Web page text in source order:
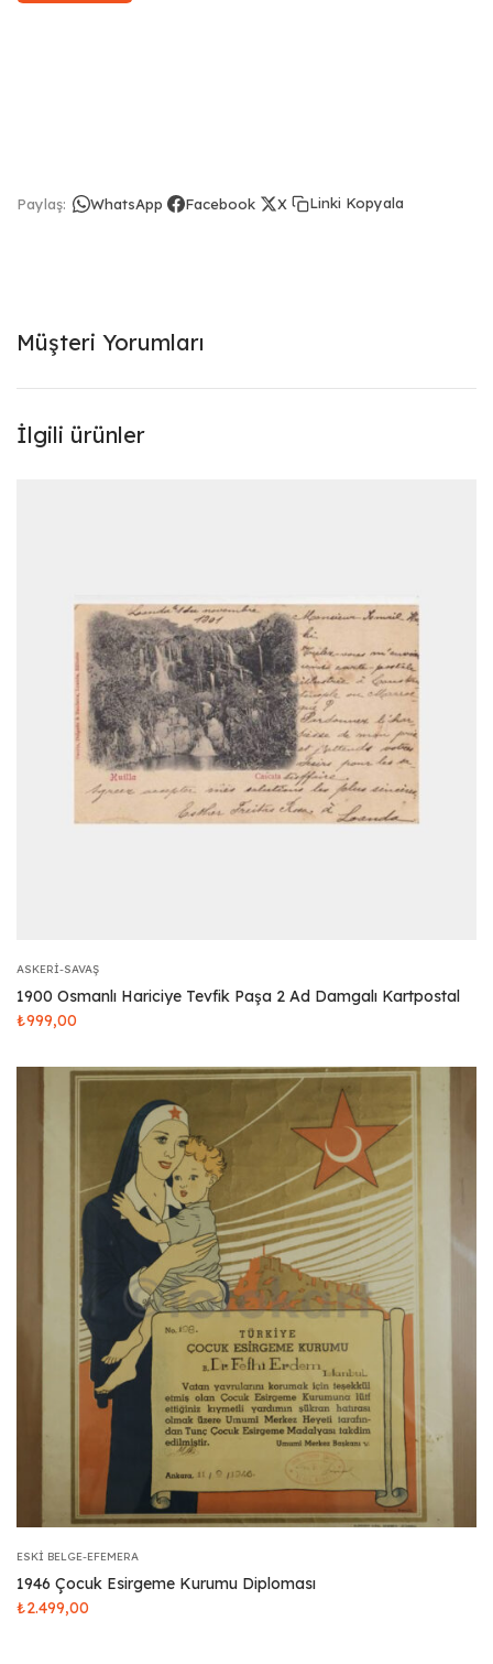
Paylaş: WhatsApp Facebook X Linki Kopyala
Müşteri Yorumları
İlgili ürünler
ASKERI-SAVAŞ
1900 Osmanlı Hariciye Tevfik Paşa 2 Ad Damgalı Kartpostal
₺999,00
ESKI BELGE-EFEMERA
1946 Çocuk Esirgeme Kurumu Diploması
₺2.499,00